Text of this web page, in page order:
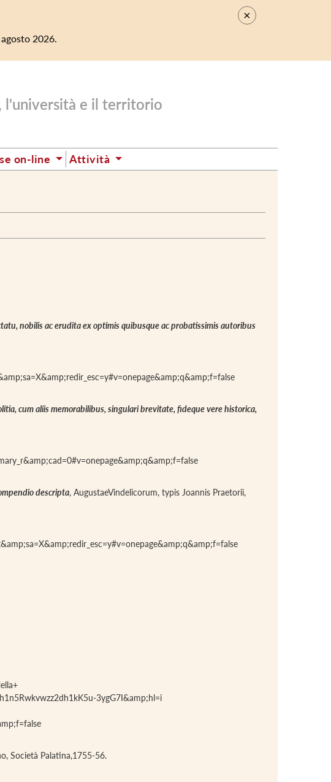
×
2026.
l'università e il territorio
on-line Attività
nobilis ac erudita ex optimis quibusque ac probatissimis autoribus
cum aliis memorabilibus, singulari brevitate, fideque vere historica,
descripta, AugustaeVindelicorum, typis Joannis Praetorii,
3ygG7I&amp;hl=i
Società Palatina,1755-56.